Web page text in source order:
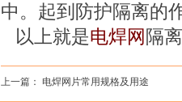
中。起到防护隔离的
以上就是电焊网隔
上一篇： 电焊网片常用规格及用途